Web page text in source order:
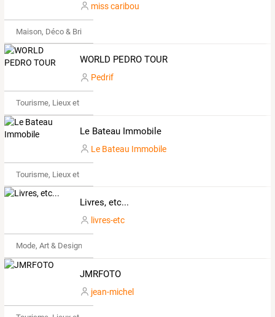
miss caribou
Maison, Déco & Bricolage
WORLD PEDRO TOUR
Pedrif
Tourisme, Lieux et Événements
Le Bateau Immobile
Le Bateau Immobile
Tourisme, Lieux et Événements
Livres, etc...
livres-etc
Mode, Art & Design
JMRFOTO
jean-michel